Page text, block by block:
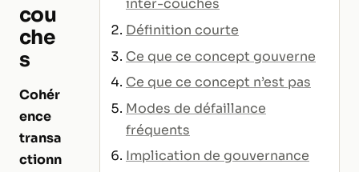
cou
che
s
Cohér
ence
transa
ctionn
inter-couches
Définition courte
Ce que ce concept gouverne
Ce que ce concept n’est pas
Modes de défaillance
fréquents
Implication de gouvernance